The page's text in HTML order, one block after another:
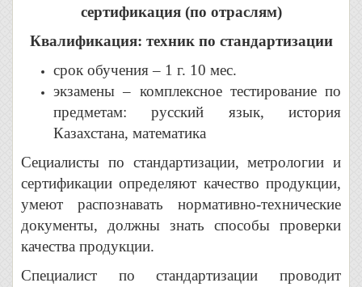
сертификация (по отраслям)
Квалификация: техник по стандартизации
срок обучения – 1 г. 10 мес.
экзамены – комплексное тестирование по
предметам: русский язык, история
Казахстана, математика
Сециалисты по стандартизации, метрологии и
сертификации определяют качество продукции,
умеют распознавать нормативно-технические
документы, должны знать способы проверки
качества продукции.
Специалист по стандартизации проводит